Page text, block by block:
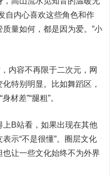
自内心喜欢这些角色和作
量如何，都是因为爱。”小
容不再限于二次元，网
特别明显。比如舞蹈区，
材差”“腿粗”。
B站看，如果出现在其他
示“不是很懂”。圈层文化
让一些文化始终不为外界